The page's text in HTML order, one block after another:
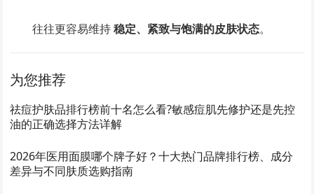
往往更容易维持稳定、紧致与饱满的皮肤状态。
为您推荐
祛痘护肤品排行榜前十名怎么看?敏感痘肌先修护还是先控
油的正确选择方法详解
2026年医用面膜哪个牌子好？十大热门品牌排行榜、成分
差异与不同肤质选购指南